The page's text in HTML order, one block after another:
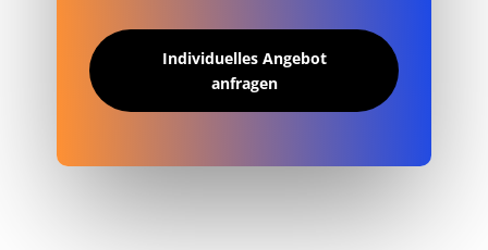
Individuelles Angebot
anfragen